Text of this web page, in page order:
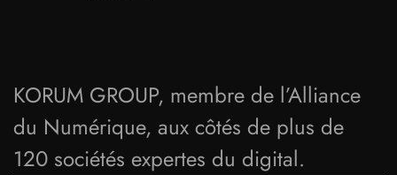
KORUM GROUP, membre de l’Alliance
du Numérique, aux côtés de plus de
120 sociétés expertes du digital.